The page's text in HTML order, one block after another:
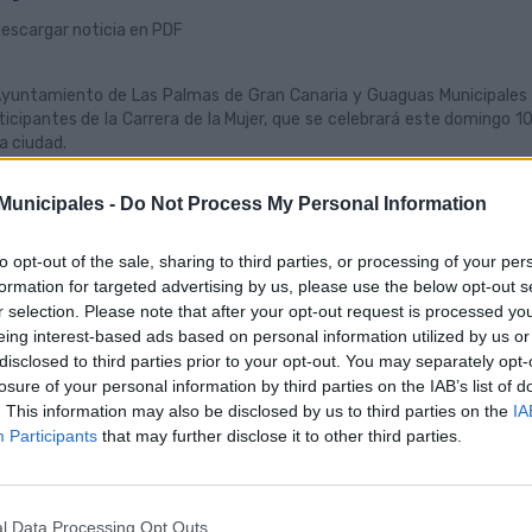
- Do Not Process My Personal Information
opt-out of the sale, sharing to third parties, or processing of your
for targeted advertising by us, please use the below opt-out
selection. Please note that after your opt-out request is processed
interest-based ads based on personal information utilized by us
to third parties prior to your opt-out. You may separately
of your personal information by third parties on the IAB’s list of
This information may also be disclosed by us to third parties on the
Participants that may further disclose it to other third parties.
Data Processing Opt Outs
noticia en PDF
de Las Palmas de Gran Canaria y Guaguas
de la Carrera de la Mujer, que se celebrará este domingo
ciudad.
de Movilidad de Las Palmas de Gran Canaria, José
Miguel Ángel Rodríguez, han anunciado a los
de la prueba benéfica desplazarse gratis en Guaguas
Municipales, transporte oficial del evento, permitirá a los
gratuita, en todas sus líneas, de las 08:00 horas hasta las
para su desplazamiento de ida y vuelta a la prueba
oficial para acceder a las líneas de guaguas.
rosa de la Carrera de la Mujer comenzará a las 10:00 horas
un recorrido de 5,3 km, con un gran final por la Playa de las
Kraus.